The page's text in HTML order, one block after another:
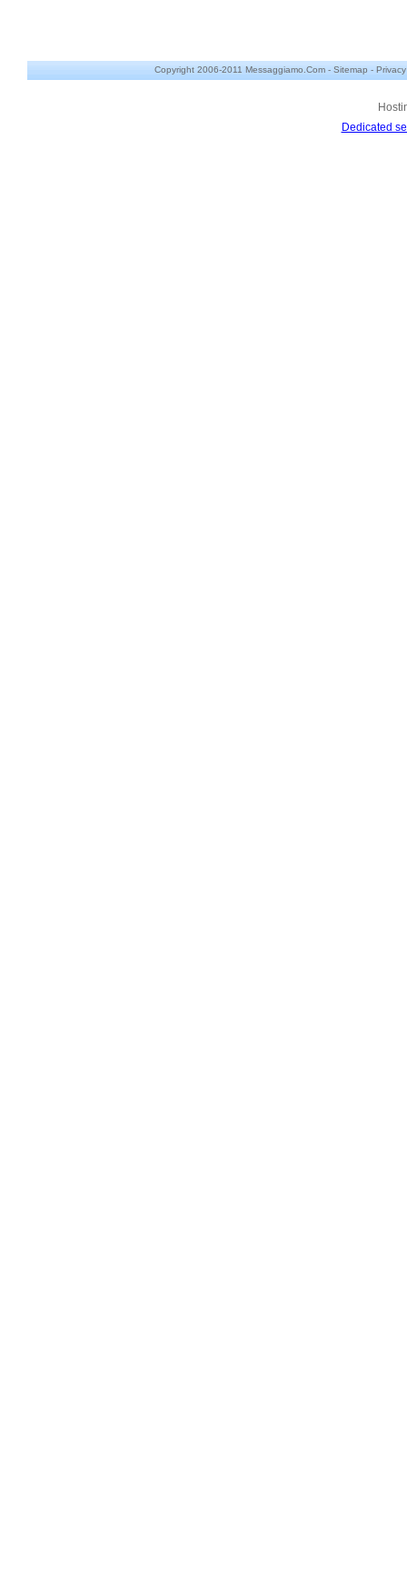
Copyright 2006-2011 Messaggiamo.Com - Sitemap - Privacy
Dedicated